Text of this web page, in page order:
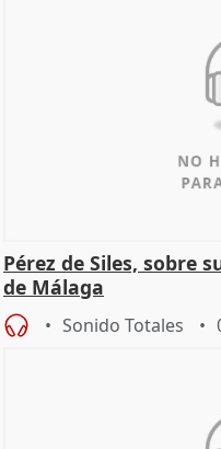
Pérez de Siles, sobre
de Málaga
Sonido Totales